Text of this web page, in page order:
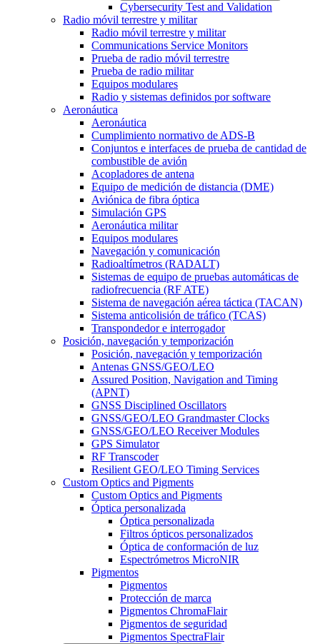
Cybersecurity Test and Validation
Radio móvil terrestre y militar
Radio móvil terrestre y militar
Communications Service Monitors
Prueba de radio móvil terrestre
Prueba de radio militar
Equipos modulares
Radio y sistemas definidos por software
Aeronáutica
Aeronáutica
Cumplimiento normativo de ADS-B
Conjuntos e interfaces de prueba de cantidad de
combustible de avión
Acopladores de antena
Equipo de medición de distancia (DME)
Aviónica de fibra óptica
Simulación GPS
Aeronáutica militar
Equipos modulares
Navegación y comunicación
Radioaltímetros (RADALT)
Sistemas de equipo de pruebas automáticas de
radiofrecuencia (RF ATE)
Sistema de navegación aérea táctica (TACAN)
Sistema anticolisión de tráfico (TCAS)
Transpondedor e interrogador
Posición, navegación y temporización
Posición, navegación y temporización
Antenas GNSS/GEO/LEO
Assured Position, Navigation and Timing
(APNT)
GNSS Disciplined Oscillators
GNSS/GEO/LEO Grandmaster Clocks
GNSS/GEO/LEO Receiver Modules
GPS Simulator
RF Transcoder
Resilient GEO/LEO Timing Services
Custom Optics and Pigments
Custom Optics and Pigments
Óptica personalizada
Óptica personalizada
Filtros ópticos personalizados
Óptica de conformación de luz
Espectrómetros MicroNIR
Pigmentos
Pigmentos
Protección de marca
Pigmentos ChromaFlair
Pigmentos de seguridad
Pigmentos SpectraFlair